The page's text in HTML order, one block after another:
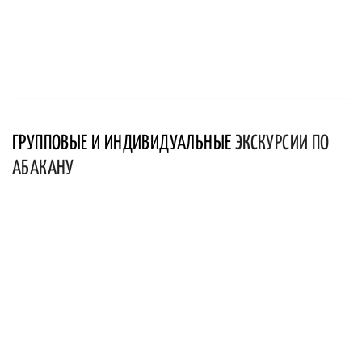
ГРУППОВЫЕ И ИНДИВИДУАЛЬНЫЕ ЭКСКУРСИИ ПО
АБАКАНУ